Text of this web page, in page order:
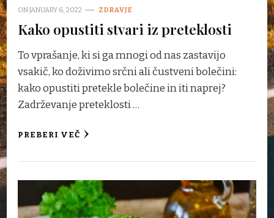
ONJANUARY 6, 2022 ZDRAVJE
Kako opustiti stvari iz preteklosti
To vprašanje, ki si ga mnogi od nas zastavijo
vsakič, ko doživimo srčni ali čustveni bolečini:
kako opustiti pretekle bolečine in iti naprej?
Zadrževanje preteklosti …
PREBERI VEČ